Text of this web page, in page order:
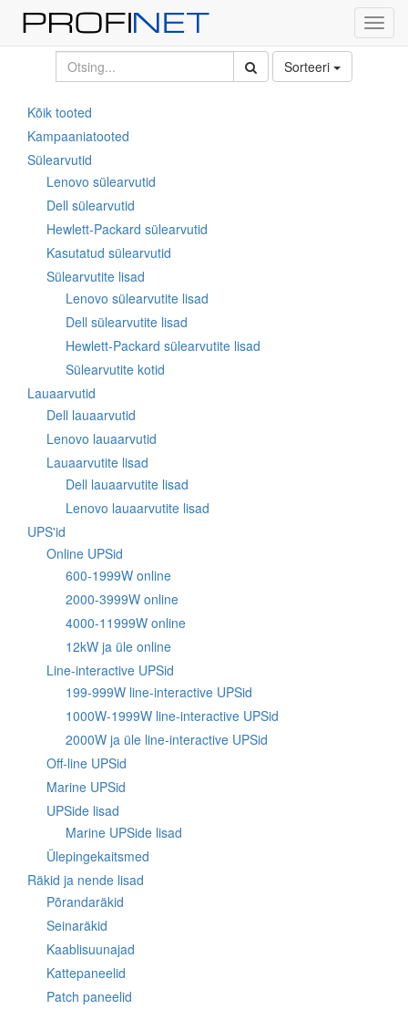
Sorteeri
Kõik tooted
Kampaaniatooted
Sülearvutid
Lenovo sülearvutid
Dell sülearvutid
Hewlett-Packard sülearvutid
Kasutatud sülearvutid
Sülearvutite lisad
Lenovo sülearvutite lisad
Dell sülearvutite lisad
Hewlett-Packard sülearvutite lisad
Sülearvutite kotid
Lauaarvutid
Dell lauaarvutid
Lenovo lauaarvutid
Lauaarvutite lisad
Dell lauaarvutite lisad
Lenovo lauaarvutite lisad
UPS'id
Online UPSid
600-1999W online
2000-3999W online
4000-11999W online
12kW ja üle online
Line-interactive UPSid
199-999W line-interactive UPSid
1000W-1999W line-interactive UPSid
2000W ja üle line-interactive UPSid
Off-line UPSid
Marine UPSid
UPSide lisad
Marine UPSide lisad
Ülepingekaitsmed
Räkid ja nende lisad
Põrandaräkid
Seinaräkid
Kaablisuunajad
Kattepaneelid
Patch paneelid